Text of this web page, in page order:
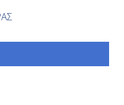
Ημέρα 7η